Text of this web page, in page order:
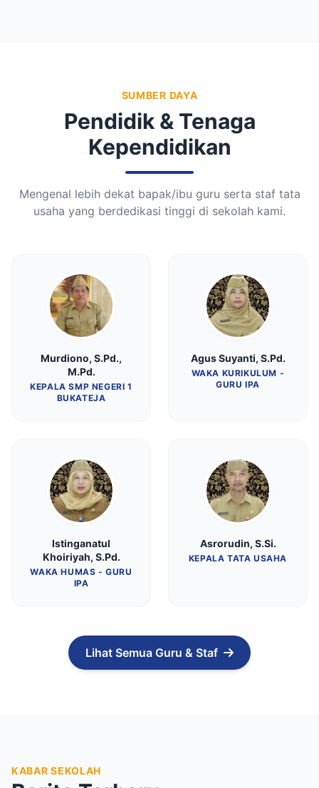
SUMBER DAYA
Pendidik & Tenaga
Kependidikan
Mengenal lebih dekat bapak/ibu guru serta staf tata
usaha yang berdedikasi tinggi di sekolah kami.
Murdiono, S.Pd.,
M.Pd.
KEPALA SMP NEGERI 1
BUKATEJA
Agus Suyanti, S.Pd.
WAKA KURIKULUM -
GURU IPA
Istinganatul
Khoiriyah, S.Pd.
WAKA HUMAS - GURU
IPA
Asrorudin, S.Si.
KEPALA TATA USAHA
Lihat Semua Guru & Staf
KABAR SEKOLAH